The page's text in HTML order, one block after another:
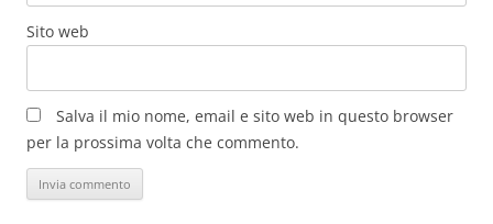
Sito web
Salva il mio nome, email e sito web in questo browser
per la prossima volta che commento.